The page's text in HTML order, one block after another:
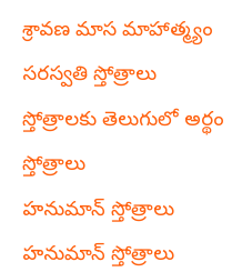
శ్రావణ మాస మాహాత్మ్యం
సరస్వతి స్తోత్రాలు
స్తోత్రాలకు తెలుగులో అర్థం
స్తోత్రాలు
హనుమాన్ స్తోత్రాలు
హనుమాన్ స్తోత్రాలు